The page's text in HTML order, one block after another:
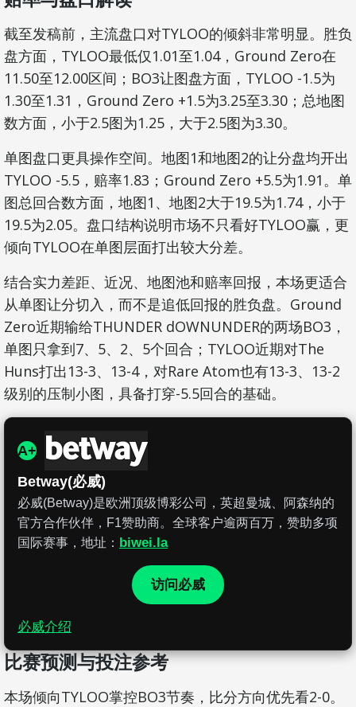
截至发稿前，主流盘口对TYLOO的倾斜非常明显。胜负
盘方面，TYLOO最低仅1.01至1.04，Ground Zero在
11.50至12.00区间；BO3让图盘方面，TYLOO -1.5为
1.30至1.31，Ground Zero +1.5为3.25至3.30；总地图
数方面，小于2.5图为1.25，大于2.5图为3.30。
单图盘口更具操作空间。地图1和地图2的让分盘均开出
TYLOO -5.5，赔率1.83；Ground Zero +5.5为1.91。单
图总回合数方面，地图1、地图2大于19.5为1.74，小于
19.5为2.05。盘口结构说明市场不只看好TYLOO赢，更
倾向TYLOO在单图层面打出较大分差。
结合实力差距、近况、地图池和赔率回报，本场更适合
从单图让分切入，而不是追低回报的胜负盘。Ground
Zero近期输给THUNDER dOWNUNDER的两场BO3，
单图只拿到7、5、2、5个回合；TYLOO近期对The
Huns打出13-3、13-4，对Rare Atom也有13-3、13-2
级别的压制小图，具备打穿-5.5回合的基础。
A+
Betway(必威)
必威(Betway)是欧洲顶级博彩公司，英超曼城、阿森纳的
官方合作伙伴，F1赞助商。全球客户逾两百万，赞助多项
国际赛事，地址： biwei.la
访问必威
必威介绍
比赛预测与投注参考
本场倾向TYLOO掌控BO3节奏，比分方向优先看2-0。